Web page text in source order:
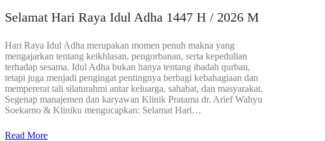
Selamat Hari Raya Idul Adha 1447 H / 2026 M
Hari Raya Idul Adha merupakan momen penuh makna yang
mengajarkan tentang keikhlasan, pengorbanan, serta kepedulian
terhadap sesama. Idul Adha bukan hanya tentang ibadah qurban,
tetapi juga menjadi pengingat pentingnya berbagi kebahagiaan dan
mempererat tali silaturahmi antar keluarga, sahabat, dan masyarakat.
Segenap manajemen dan karyawan Klinik Pratama dr. Arief Wahyu
Soekarno & Kliniku mengucapkan: Selamat Hari…
Read More